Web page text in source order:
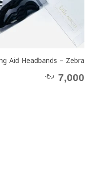
Aid Headbands – Zebra
7,000 ر.ع.